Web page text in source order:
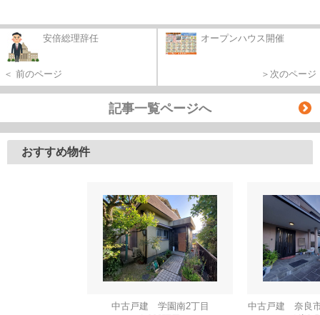
安倍総理辞任
＜ 前のページ
オープンハウス開催
＞次のページ
記事一覧ページへ
おすすめ物件
中古戸建 学園南2丁目
中古戸建 奈良